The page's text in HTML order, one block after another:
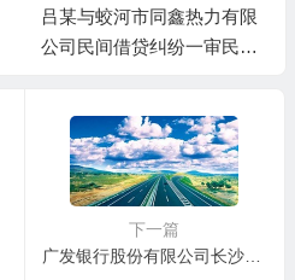
吕某与蛟河市同鑫热力有限
公司民间借贷纠纷一审民事
下一篇
广发银行股份有限公司长沙分行与张某0信用卡纠纷一审民事判决书